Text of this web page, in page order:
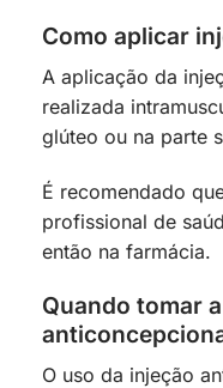
Como aplicar
A aplicação da
realizada
glúteo ou na parte
É recomendado
profissional de
então na farmácia.
Quando tomar
O uso da injeção